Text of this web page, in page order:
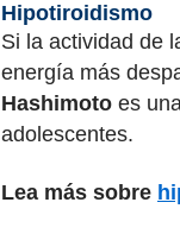
Hipotiroidismo
Si la actividad de
energía más
Hashimoto es
adolescentes.
Lea más sobre